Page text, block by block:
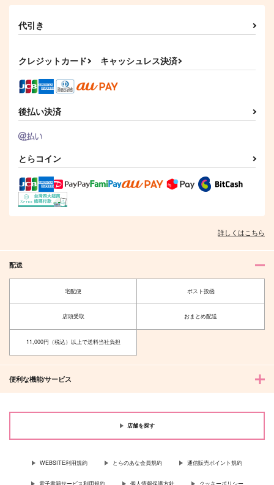
代引き
クレジットカード キャッシュレス決済
後払い決済
とらコイン
詳しくはこちら
配送
宅配便 ポスト投函
店頭受取 おまとめ配送
11,000円（税込）以上で送料当社負担
便利な機能/サービス
店舗を探す
WEBSITE利用規約 とらのあな会員規約 通信販売ポイント規約